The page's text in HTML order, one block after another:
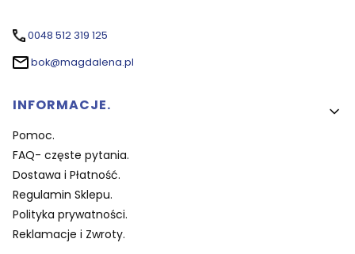
0048 512 319 125
bok@magdalena.pl
Linki w stopce
INFORMACJE.
Pomoc.
FAQ- częste pytania.
Dostawa i Płatność.
Regulamin Sklepu.
Polityka prywatności.
Reklamacje i Zwroty.